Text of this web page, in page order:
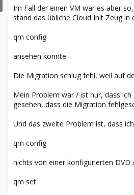
Im Fall der einen VM war es aber
stand das übliche Cloud Init Zeug in
qm config
ansehen konnte.
Die Migration schlug fehl, weil auf
Mein Problem war / ist nur, dass
gesehen, dass die Migration
Und das zweite Problem ist, dass
qm config
nichts von einer konfigurierten DVD
qm set